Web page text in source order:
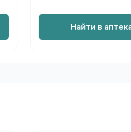
Найти в